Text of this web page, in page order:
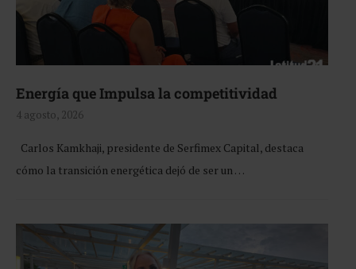
Energía que Impulsa la competitividad
4 agosto, 2026
Carlos Kamkhaji, presidente de Serfimex Capital, destaca
cómo la transición energética dejó de ser un …